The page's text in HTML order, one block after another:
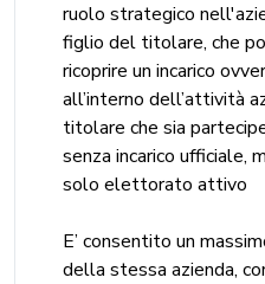
ruolo strategico
figlio del titolare, che
ricoprire un incarico
all’interno dell’attività
titolare che sia
senza incarico ufficiale,
solo elettorato attivo
E’ consentito un
della stessa azienda,